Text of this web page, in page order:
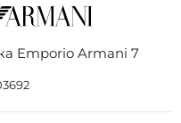
Emporio Armani 7